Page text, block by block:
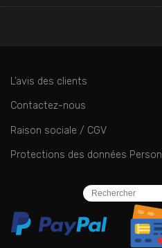
L’avis des clients
Contactez-nous
Raison sociale / CGV
Protections des données